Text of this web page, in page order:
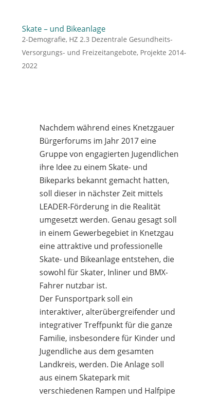
Skate – und Bikeanlage
2-Demografie, HZ 2.3 Dezentrale Gesundheits-
Versorgungs- und Freizeitangebote, Projekte 2014-
2022
Nachdem während eines Knetzgauer
Bürgerforums im Jahr 2017 eine
Gruppe von engagierten Jugendlichen
ihre Idee zu einem Skate- und
Bikeparks bekannt gemacht hatten,
soll dieser in nächster Zeit mittels
LEADER-Förderung in die Realität
umgesetzt werden. Genau gesagt soll
in einem Gewerbegebiet in Knetzgau
eine attraktive und professionelle
Skate- und Bikeanlage entstehen, die
sowohl für Skater, Inliner und BMX-
Fahrer nutzbar ist.
Der Funsportpark soll ein
interaktiver, alterübergreifender und
integrativer Treffpunkt für die ganze
Familie, insbesondere für Kinder und
Jugendliche aus dem gesamten
Landkreis, werden. Die Anlage soll
aus einem Skatepark mit
verschiedenen Rampen und Halfpipe